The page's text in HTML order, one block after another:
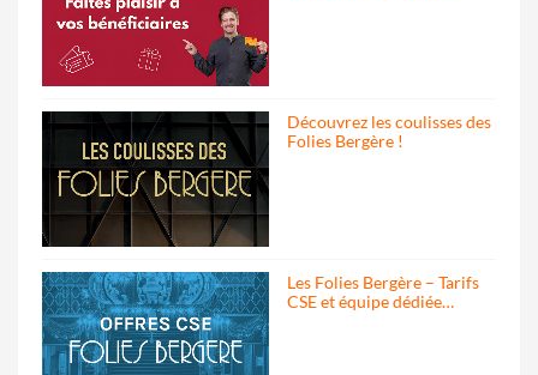
Découvrez les coulisses des
Folies Bergère !
Les Folies Bergère – Tarifs
CSE et équipe dédiée…